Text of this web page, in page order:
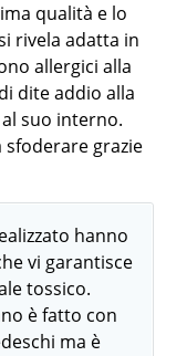
qualità e lo
rivela adatta in
allergici alla
dite addio alla
suo interno.
sfoderare grazie
hanno
vi garantisce
tossico.
è fatto con
ma è